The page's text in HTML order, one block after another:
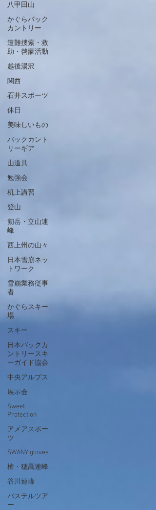
八甲田山
かぐらバック
カントリー
遭難捜索・救
助・啓蒙活動
越後湯沢
関西
石井スポーツ
休日
美味しいもの
バックカント
リーギア
山道具
勉強会
机上講習
登山
剱岳・立山連
峰
西上州の山々
日本雪崩ネッ
トワーク
雪崩業務従事
者
かぐらスキー
場
スキー
日本バックカ
ントリースキ
ーガイド協会
中央アルプス
展示会
Sweet
Protection
アメアスポー
ツ
SWANY gloves
槍・穂高連峰
谷川連峰
パステルツア
ー